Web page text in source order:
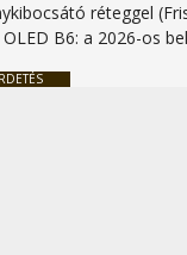
réteggel
OLED B6: a 2026-os